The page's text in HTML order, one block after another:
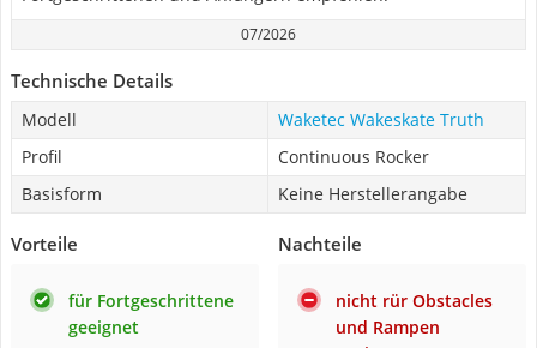
07/2026
Technische Details
Modell
Waketec Wakeskate Truth
Profil
Continuous Rocker
Basisform
Keine Herstellerangabe
Vorteile
für Fortgeschrittene
geeignet
Nachteile
nicht rür Obstacles
und Rampen